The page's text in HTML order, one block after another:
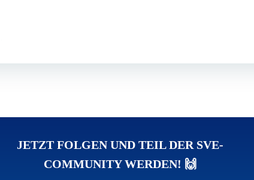
JETZT FOLGEN UND TEIL DER SVE-
COMMUNITY WERDEN! 🙌